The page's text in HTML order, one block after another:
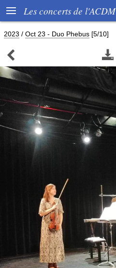
 Les concerts de l'ACDM
2023 / Oct 23 - Duo Phebus [5/10]
 